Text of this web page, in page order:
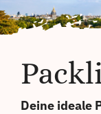
Sommerurlaub
Festival
Deine ideale